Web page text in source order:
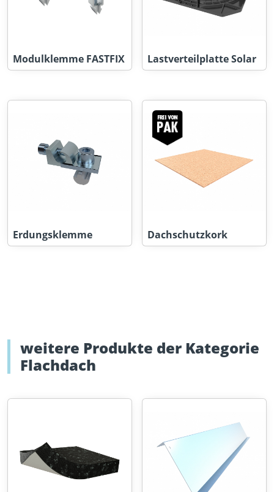
Modulklemme FASTFIX Lastverteilplatte Solar
Erdungsklemme Dachschutzkork
weitere Produkte der Kategorie
Flachdach